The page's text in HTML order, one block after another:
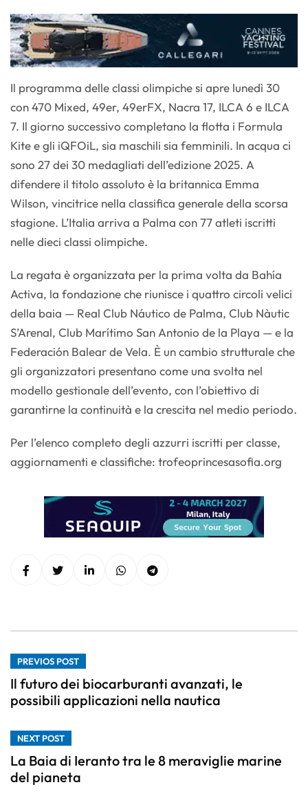
Il programma delle classi olimpiche si apre lunedì 30
con 470 Mixed, 49er, 49erFX, Nacra 17, ILCA 6 e ILCA
7. Il giorno successivo completano la flotta i Formula
Kite e gli iQFOiL, sia maschili sia femminili. In acqua ci
sono 27 dei 30 medagliati dell’edizione 2025. A
difendere il titolo assoluto è la britannica Emma
Wilson, vincitrice nella classifica generale della scorsa
stagione. L’Italia arriva a Palma con 77 atleti iscritti
nelle dieci classi olimpiche.
La regata è organizzata per la prima volta da Bahía
Activa, la fondazione che riunisce i quattro circoli velici
della baia — Real Club Náutico de Palma, Club Nàutic
S’Arenal, Club Marítimo San Antonio de la Playa — e la
Federación Balear de Vela. È un cambio strutturale che
gli organizzatori presentano come una svolta nel
modello gestionale dell’evento, con l’obiettivo di
garantirne la continuità e la crescita nel medio periodo.
Per l’elenco completo degli azzurri iscritti per classe,
aggiornamenti e classifiche: trofeoprincesasofia.org
PREVIOS POST
Il futuro dei biocarburanti avanzati, le
possibili applicazioni nella nautica
NEXT POST
La Baia di Ieranto tra le 8 meraviglie marine
del pianeta